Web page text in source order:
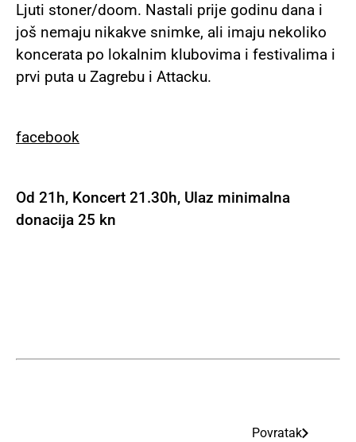
Ljuti stoner/doom. Nastali prije godinu dana i
još nemaju nikakve snimke, ali imaju nekoliko
koncerata po lokalnim klubovima i festivalima i
prvi puta u Zagrebu i Attacku.
facebook
Od 21h, Koncert 21.30h, Ulaz minimalna
donacija 25 kn
Povratak